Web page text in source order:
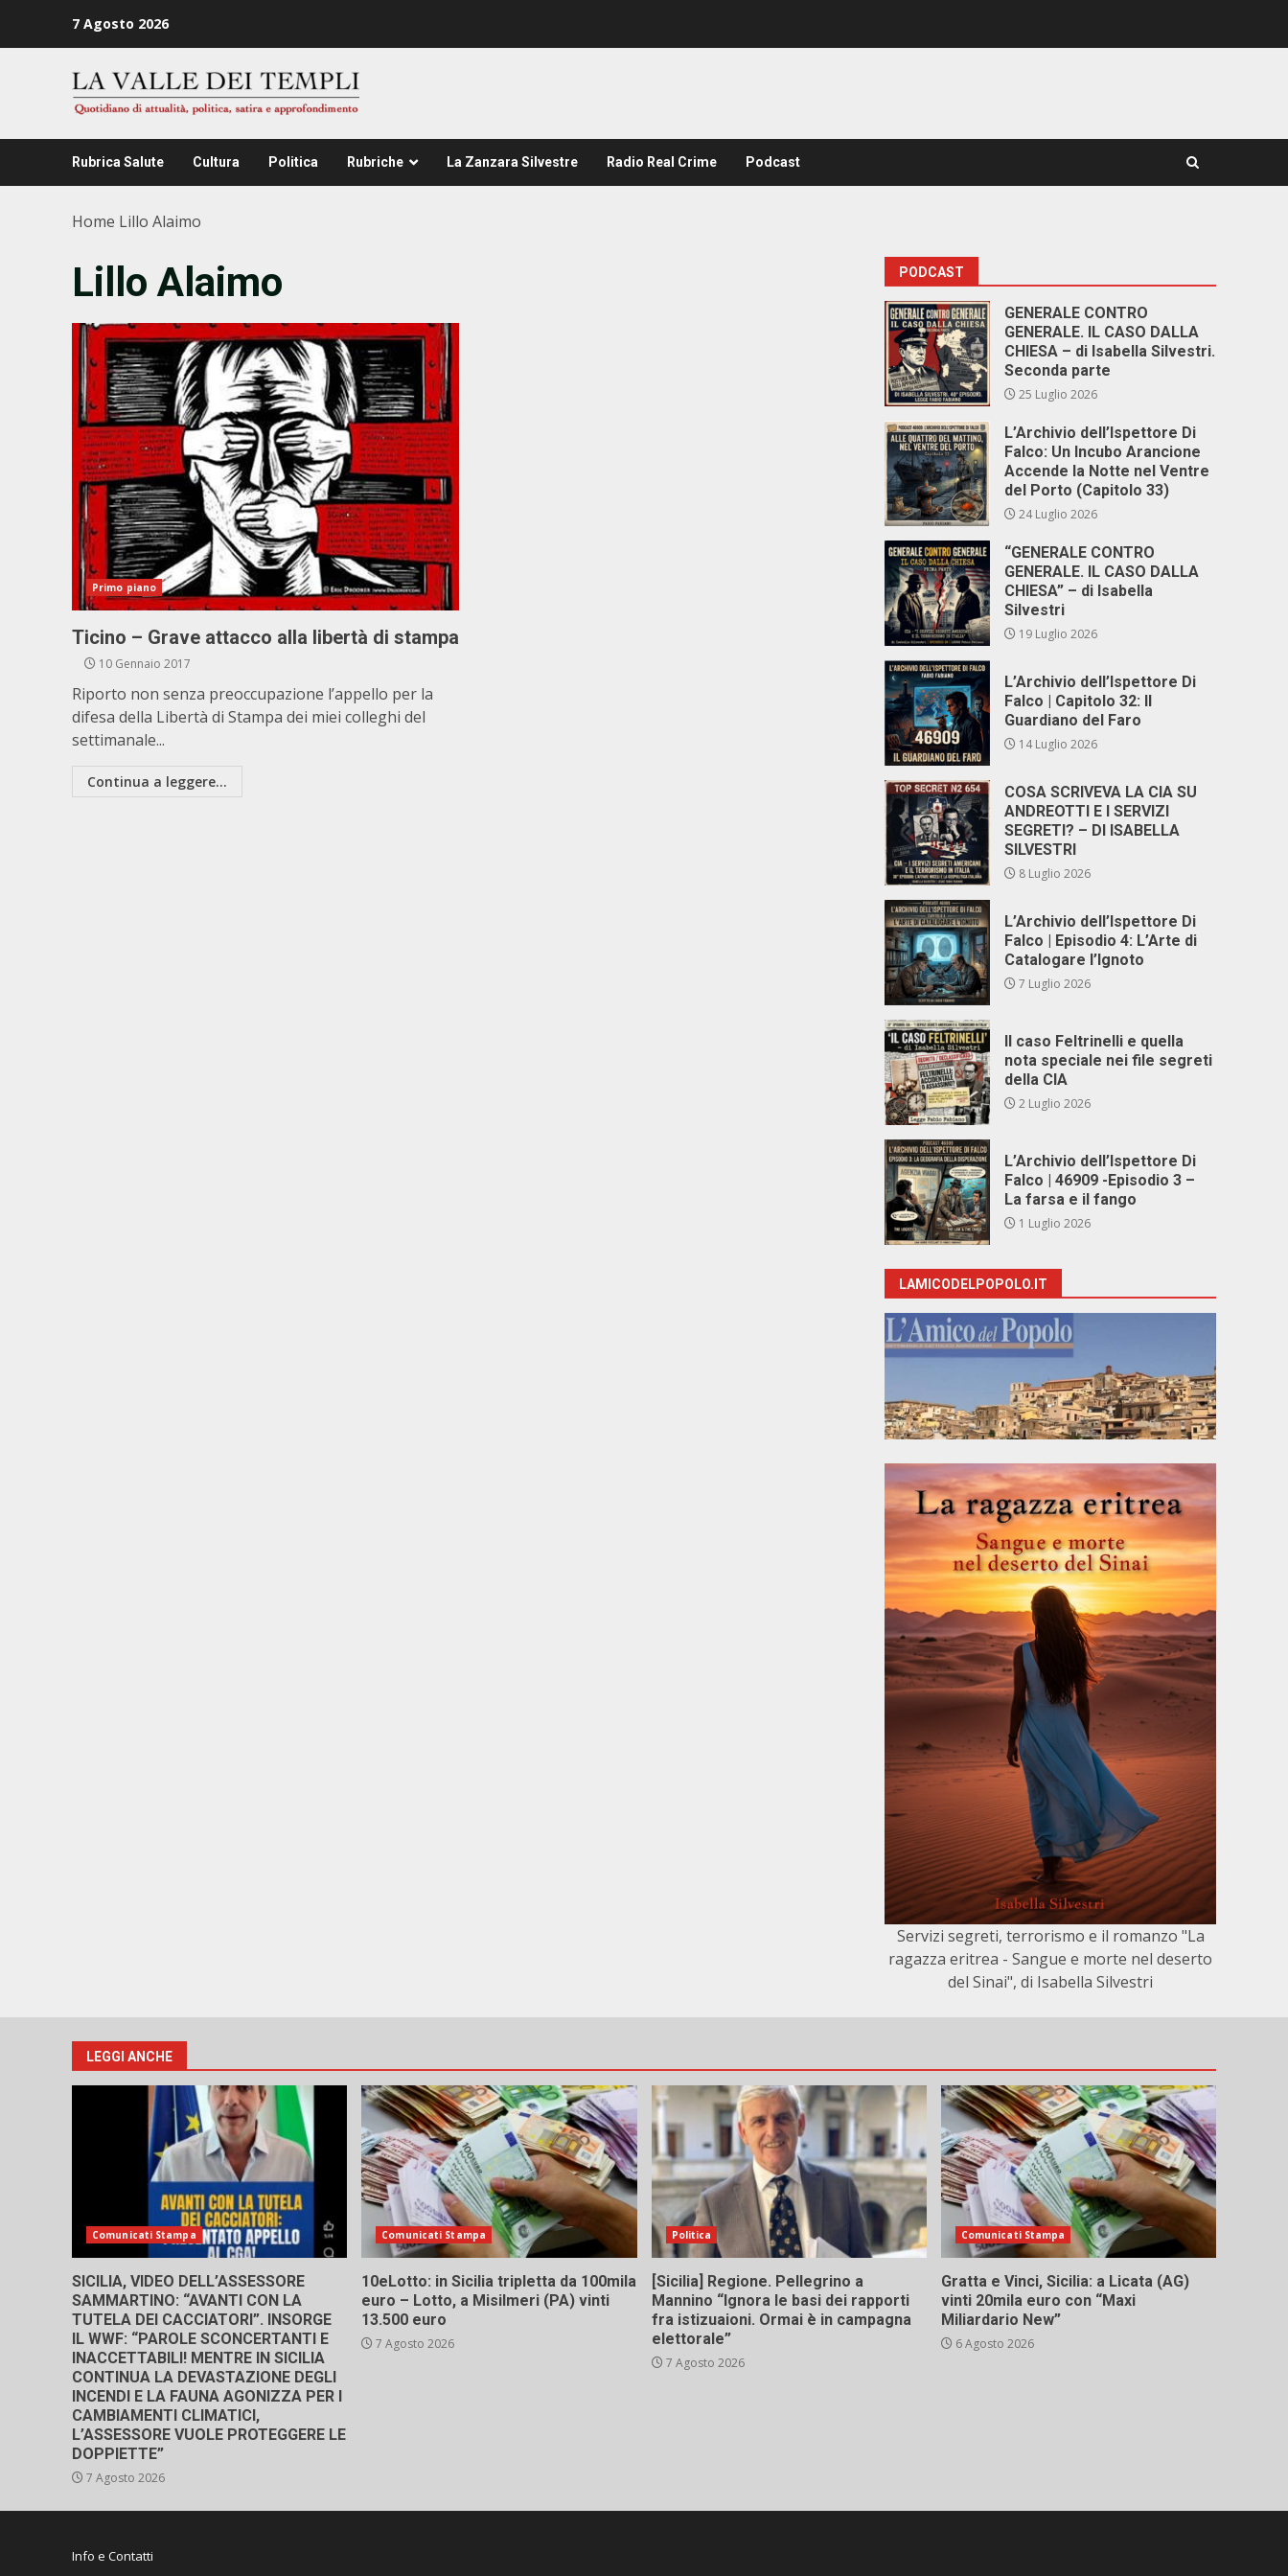
7 Agosto 2026
Rubrica Salute Cultura Politica Rubriche La Zanzara Silvestre Radio Real Crime Podcast
Home Lillo Alaimo
Lillo Alaimo
Primo piano
Ticino – Grave attacco alla libertà di stampa
10 Gennaio 2017
Riporto non senza preoccupazione l’appello per la
difesa della Libertà di Stampa dei miei colleghi del
settimanale...
Continua a leggere...
PODCAST
GENERALE CONTRO
GENERALE. IL CASO DALLA
CHIESA – di Isabella Silvestri.
Seconda parte
25 Luglio 2026
L’Archivio dell’Ispettore Di
Falco: Un Incubo Arancione
Accende la Notte nel Ventre
del Porto (Capitolo 33)
24 Luglio 2026
“GENERALE CONTRO
GENERALE. IL CASO DALLA
CHIESA” – di Isabella
Silvestri
19 Luglio 2026
L’Archivio dell’Ispettore Di
Falco | Capitolo 32: Il
Guardiano del Faro
14 Luglio 2026
COSA SCRIVEVA LA CIA SU
ANDREOTTI E I SERVIZI
SEGRETI? – DI ISABELLA
SILVESTRI
8 Luglio 2026
L’Archivio dell’Ispettore Di
Falco | Episodio 4: L’Arte di
Catalogare l’Ignoto
7 Luglio 2026
Il caso Feltrinelli e quella
nota speciale nei file segreti
della CIA
2 Luglio 2026
L’Archivio dell’Ispettore Di
Falco | 46909 -Episodio 3 –
La farsa e il fango
1 Luglio 2026
LAMICODELPOPOLO.IT
Servizi segreti, terrorismo e il romanzo "La
ragazza eritrea - Sangue e morte nel deserto
del Sinai", di Isabella Silvestri
LEGGI ANCHE
Comunicati Stampa
SICILIA, VIDEO DELL’ASSESSORE
SAMMARTINO: “AVANTI CON LA
TUTELA DEI CACCIATORI”. INSORGE
IL WWF: “PAROLE SCONCERTANTI E
INACCETTABILI! MENTRE IN SICILIA
CONTINUA LA DEVASTAZIONE DEGLI
INCENDI E LA FAUNA AGONIZZA PER I
CAMBIAMENTI CLIMATICI,
L’ASSESSORE VUOLE PROTEGGERE LE
DOPPIETTE”
7 Agosto 2026
Comunicati Stampa
10eLotto: in Sicilia tripletta da 100mila
euro – Lotto, a Misilmeri (PA) vinti
13.500 euro
7 Agosto 2026
Politica
[Sicilia] Regione. Pellegrino a
Mannino “Ignora le basi dei rapporti
fra istizuaioni. Ormai è in campagna
elettorale”
7 Agosto 2026
Comunicati Stampa
Gratta e Vinci, Sicilia: a Licata (AG)
vinti 20mila euro con “Maxi
Miliardario New”
6 Agosto 2026
Info e Contatti